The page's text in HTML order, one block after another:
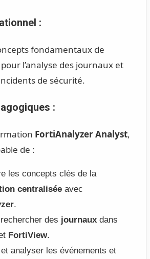
:
fondamentaux de
l’analyse des journaux et
de sécurité.
:
FortiAnalyzer Analyst,
de :
les concepts clés de la
centraliséeavec
.
des journauxdans
FortiView.
analyser les événements et